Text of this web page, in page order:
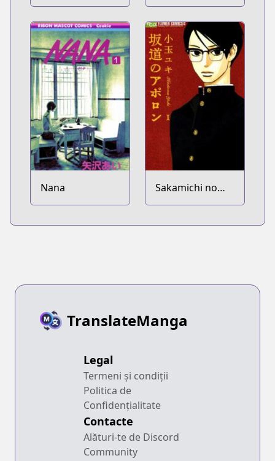
City
Nana
Sakamichi no
Apollon
TranslateManga
Legal
Termeni și condiții
Politica de
Confidențialitate
Contacte
Alături-te de Discord
Community